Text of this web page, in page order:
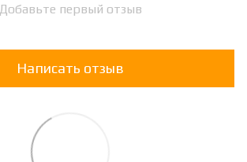
Добавьте первый отзыв
Написать отзыв